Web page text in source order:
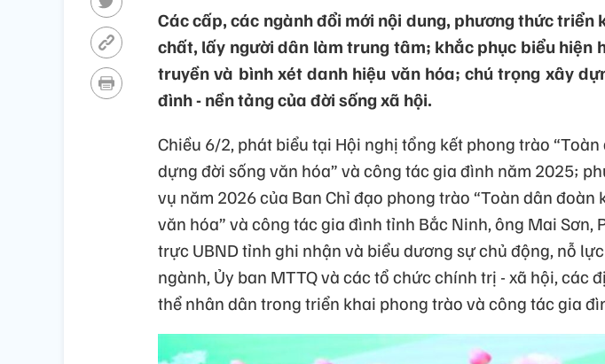
Các cấp, các ngành đổi mới nội dung, phương thức triển
chất, lấy người dân làm trung tâm; khắc phục biểu hiện
truyền và bình xét danh hiệu văn hóa; chú trọng xây
đình - nền tảng của đời sống xã hội.
Chiều 6/2, phát biểu tại Hội nghị tổng kết phong trào
dựng đời sống văn hóa” và công tác gia đình năm 2025;
vụ năm 2026 của Ban Chỉ đạo phong trào “Toàn dân đoàn
văn hóa” và công tác gia đình tỉnh Bắc Ninh, ông Mai Sơn,
trực UBND tỉnh ghi nhận và biểu dương sự chủ động, nỗ
ngành, Ủy ban MTTQ và các tổ chức chính trị - xã hội, các
thể nhân dân trong triển khai phong trào và công tác gia